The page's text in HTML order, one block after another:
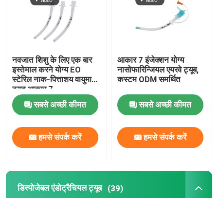
नवजात शिशु के लिए एक बार
इस्तेमाल करने योग्य EO
स्टेरिल नाक-पित्ताशय वायुमार्ग
ट्यूब आकार 7
सबसे अच्छी कीमत
हमसे संपर्क करें
आकार 7 इंजेक्शन योग्य
नासोफारिन्जियल एयरवे ट्यूब,
कस्टम ODM समर्थित
सबसे अच्छी कीमत
हमसे संपर्क करें
डिस्पोजेबल एंडोट्रैचियल ट्यूब (39)